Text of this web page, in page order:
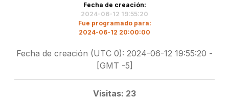
Fecha de creación:
2024-06-12 19:55:20
Fue programado para:
2024-06-12 20:00:00
Fecha de creación (UTC 0): 2024-06-12 19:55:20 -
[GMT -5]
Visitas: 23